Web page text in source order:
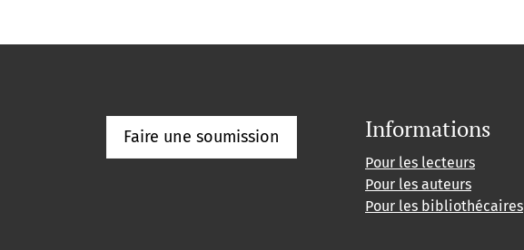
Faire une soumission Informations
Pour les lecteurs
Pour les auteurs
Pour les bibliothécaires